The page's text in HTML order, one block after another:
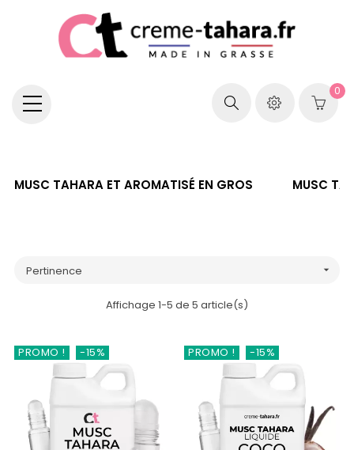
0
MUSC TAHARA ET AROMATISÉ EN GROS MUSC
Pertinence 
Affichage 1-5 de 5 article(s)
PROMO ! -15% PROMO ! -15%